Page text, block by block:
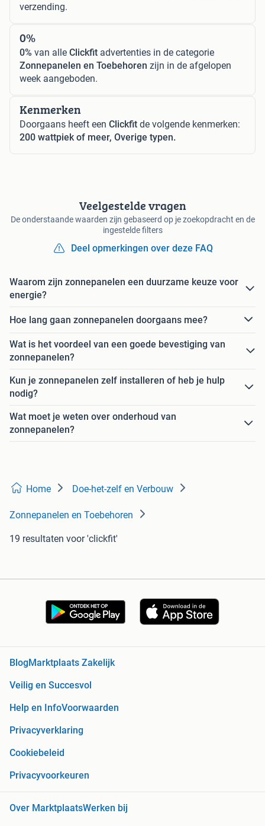
verzending.
0%
0% van alle Clickfit advertenties in de categorie
Zonnepanelen en Toebehoren zijn in de afgelopen
week aangeboden.
Kenmerken
Doorgaans heeft een Clickfit de volgende kenmerken:
200 wattpiek of meer, Overige typen.
Veelgestelde vragen
De onderstaande waarden zijn gebaseerd op je zoekopdracht en de
ingestelde filters
Deel opmerkingen over deze FAQ
Waarom zijn zonnepanelen een duurzame keuze voor
energie?
Hoe lang gaan zonnepanelen doorgaans mee?
Wat is het voordeel van een goede bevestiging van
zonnepanelen?
Kun je zonnepanelen zelf installeren of heb je hulp
nodig?
Wat moet je weten over onderhoud van
zonnepanelen?
Home Doe-het-zelf en Verbouw
Zonnepanelen en Toebehoren
19 resultaten voor 'clickfit'
BlogMarktplaats Zakelijk
Veilig en Succesvol
Help en InfoVoorwaarden
Privacyverklaring
Cookiebeleid
Privacyvoorkeuren
Over MarktplaatsWerken bij